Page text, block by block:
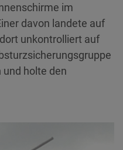
im
davon landete auf
unkontrolliert auf
und holte den